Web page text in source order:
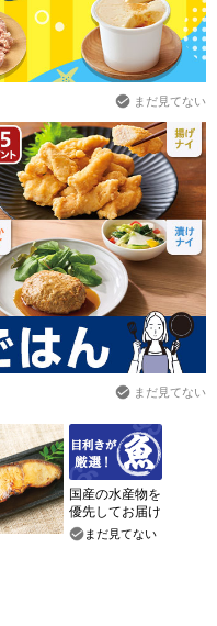
まだ見てない
まだ見てない
国産の水産物を
優先してお届け
まだ見てない